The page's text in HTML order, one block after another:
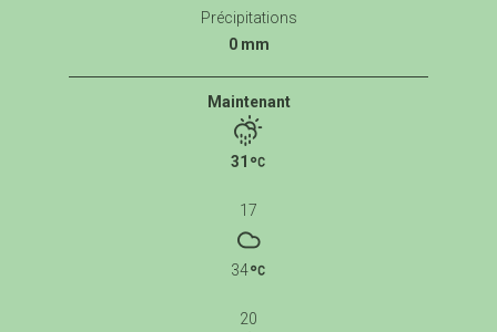
Précipitations
0 mm
Maintenant
31
17
34
20